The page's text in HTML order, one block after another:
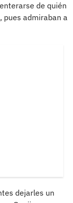
de quién
pues admiraban a
dejarles un